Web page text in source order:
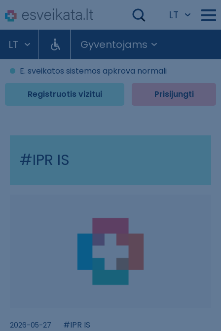
LT
LT Gyventojams
E. sveikatos sistemos apkrova normali
Registruotis vizitui Prisijungti
#IPR IS
2026-05-27 #IPR IS